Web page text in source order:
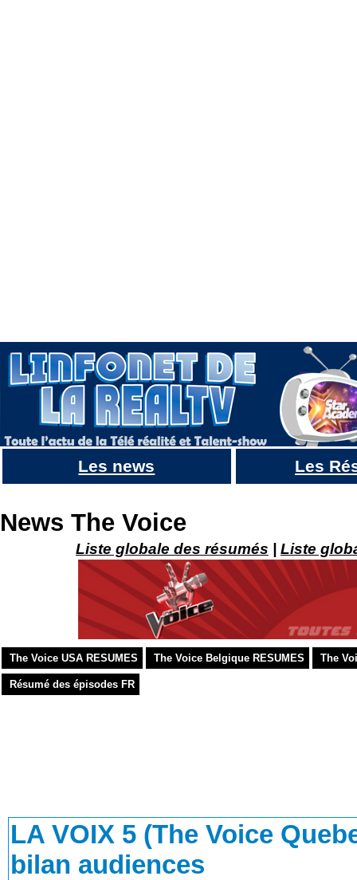
Les news Les
News The Voice
Liste globale des résumés Liste
The Voice USA RESUMES The Voice Belgique RESUMES The
Résumé des épisodes FR
LA VOIX 5 (The Voice
bilan audiences